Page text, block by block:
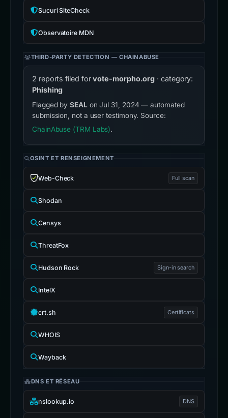
Sucuri SiteCheck
Observatoire MDN
THIRD-PARTY DETECTION — CHAINABUSE
2 reports filed forvote-morpho.org · category:
Phishing
Flagged bySEAL on Jul 31, 2024 — automated
submission, not a user testimony. Source:
ChainAbuse (TRM Labs).
OSINT ET RENSEIGNEMENT
Web-Check Full scan
Shodan
Censys
ThreatFox
Hudson Rock Sign-in search
IntelX
crt.sh Certificats
WHOIS
Wayback
DNS ET RÉSEAU
nslookup.io DNS